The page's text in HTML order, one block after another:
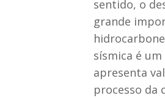
sentido, o
grande
sísmica é
apresenta
processo da